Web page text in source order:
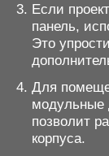
Если
панель,
Это
Для
модульные
позволит
корпуса.